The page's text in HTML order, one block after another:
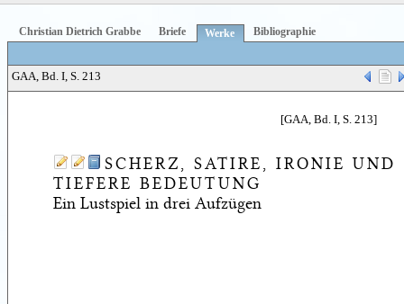
Christian Dietrich Grabbe Briefe Werke Bibliographie
GAA, Bd. I, S. 213
[GAA, Bd. I, S. 213]
SCHERZ, SATIRE, IRONIE UND
TIEFERE BEDEUTUNG
Ein Lustspiel in drei Aufzügen